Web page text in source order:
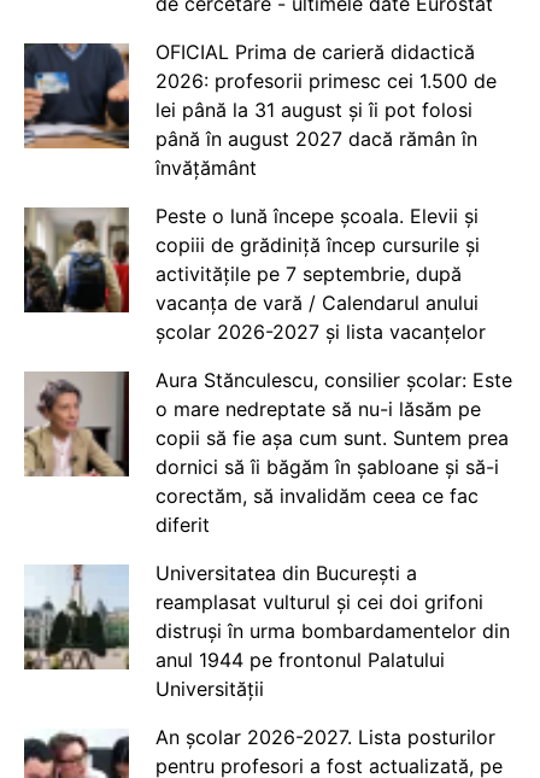
OFICIAL Prima de carieră didactică
2026: profesorii primesc cei 1.500 de
lei până la 31 august și îi pot folosi
până în august 2027 dacă rămân în
învățământ
Peste o lună începe școala. Elevii și
copiii de grădiniță încep cursurile și
activitățile pe 7 septembrie, după
vacanța de vară / Calendarul anului
școlar 2026-2027 și lista vacanțelor
Aura Stănculescu, consilier școlar: Este
o mare nedreptate să nu-i lăsăm pe
copii să fie așa cum sunt. Suntem prea
dornici să îi băgăm în șabloane și să-i
corectăm, să invalidăm ceea ce fac
diferit
Universitatea din București a
reamplasat vulturul și cei doi grifoni
distruși în urma bombardamentelor din
anul 1944 pe frontonul Palatului
Universității
An școlar 2026-2027. Lista posturilor
pentru profesori a fost actualizată, pe